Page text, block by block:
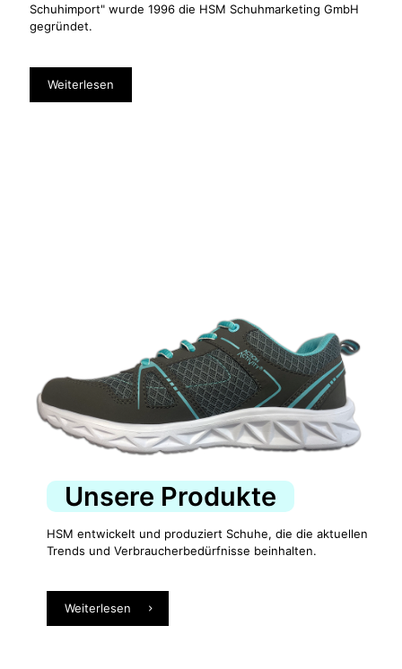
Schuhimport" wurde 1996 die HSM Schuhmarketing GmbH
gegründet.
Weiterlesen
Unsere Produkte
HSM entwickelt und produziert Schuhe, die die aktuellen
Trends und Verbraucherbedürfnisse beinhalten.
Weiterlesen